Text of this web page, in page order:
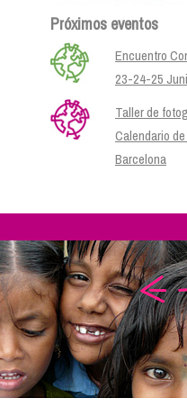
Próximos eventos
Encuentro
23-24-25
Taller de
Calendario
Barcelona